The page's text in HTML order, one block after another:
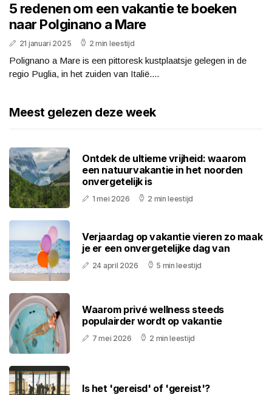
5 redenen om een vakantie te boeken
naar Polginano a Mare
21 januari 2025 2 min leestijd
Polignano a Mare is een pittoresk kustplaatsje gelegen in de
regio Puglia, in het zuiden van Italië....
Meest gelezen deze week
Ontdek de ultieme vrijheid: waarom
een natuurvakantie in het noorden
onvergetelijk is
1 mei 2026 2 min leestijd
Verjaardag op vakantie vieren zo maak
je er een onvergetelijke dag van
24 april 2026 5 min leestijd
Waarom privé wellness steeds
populairder wordt op vakantie
7 mei 2026 2 min leestijd
Is het 'gereisd' of 'gereist'?